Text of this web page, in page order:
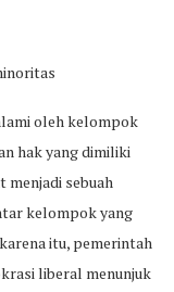
oleh kelompok
hak yang dimiliki
menjadi sebuah
kelompok yang
itu, pemerintah
liberal menunjuk